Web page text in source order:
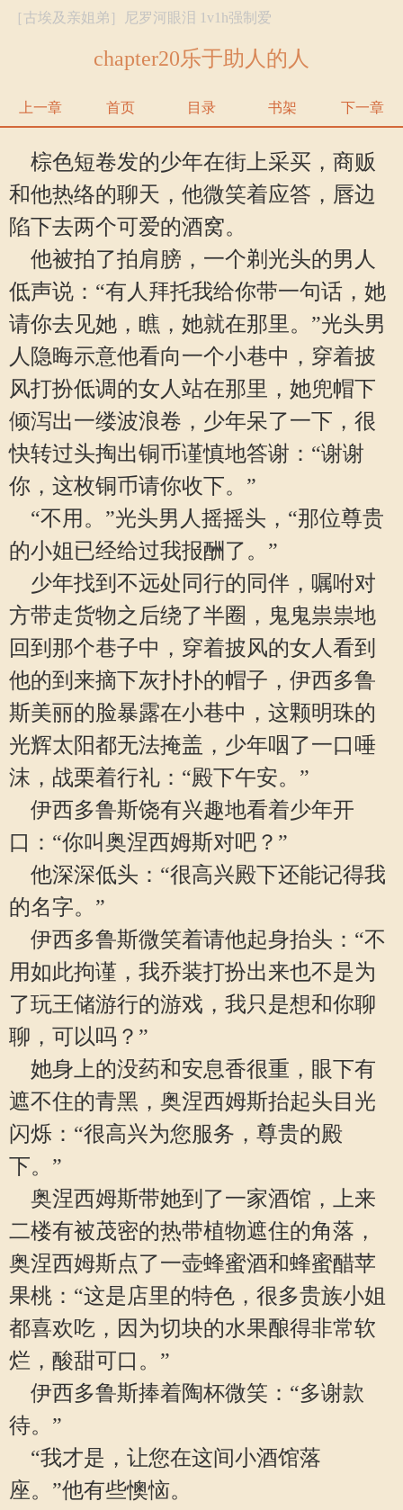
［古埃及亲姐弟］尼罗河眼泪 1v1h强制爱
chapter20乐于助人的人
上一章 首页 目录 书架 下一章
棕色短卷发的少年在街上采买，商贩
和他热络的聊天，他微笑着应答，唇边
陷下去两个可爱的酒窝。
他被拍了拍肩膀，一个剃光头的男人
低声说：“有人拜托我给你带一句话，她
请你去见她，瞧，她就在那里。”光头男
人隐晦示意他看向一个小巷中，穿着披
风打扮低调的女人站在那里，她兜帽下
倾泻出一缕波浪卷，少年呆了一下，很
快转过头掏出铜币谨慎地答谢：“谢谢
你，这枚铜币请你收下。”
“不用。”光头男人摇摇头，“那位尊贵
的小姐已经给过我报酬了。”
少年找到不远处同行的同伴，嘱咐对
方带走货物之后绕了半圈，鬼鬼祟祟地
回到那个巷子中，穿着披风的女人看到
他的到来摘下灰扑扑的帽子，伊西多鲁
斯美丽的脸暴露在小巷中，这颗明珠的
光辉太阳都无法掩盖，少年咽了一口唾
沫，战栗着行礼：“殿下午安。”
伊西多鲁斯饶有兴趣地看着少年开
口：“你叫奥涅西姆斯对吧？”
他深深低头：“很高兴殿下还能记得我
的名字。”
伊西多鲁斯微笑着请他起身抬头：“不
用如此拘谨，我乔装打扮出来也不是为
了玩王储游行的游戏，我只是想和你聊
聊，可以吗？”
她身上的没药和安息香很重，眼下有
遮不住的青黑，奥涅西姆斯抬起头目光
闪烁：“很高兴为您服务，尊贵的殿
下。”
奥涅西姆斯带她到了一家酒馆，上来
二楼有被茂密的热带植物遮住的角落，
奥涅西姆斯点了一壶蜂蜜酒和蜂蜜醋苹
果桃：“这是店里的特色，很多贵族小姐
都喜欢吃，因为切块的水果酿得非常软
烂，酸甜可口。”
伊西多鲁斯捧着陶杯微笑：“多谢款
待。”
“我才是，让您在这间小酒馆落
座。”他有些懊恼。